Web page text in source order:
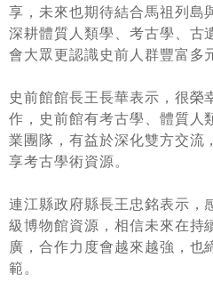
平
等
專
友
善
措
施
服
務
服
務
享，未來也期待結合馬祖列島
深耕體質人類學、考古學、古
會大眾更認識史前人群豐富多
史前館館長王長華表示，很榮
作，史前館有考古學、體質人
業團隊，有益於深化雙方交流
享考古學術資源。
連江縣政府縣長王忠銘表示，
級博物館資源，相信未來在持
廣，合作力度會越來越強，也
範。